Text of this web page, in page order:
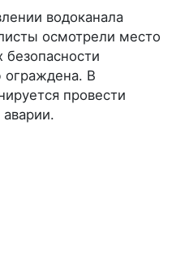
водоканала
осмотрели место
ограждена. В
провести